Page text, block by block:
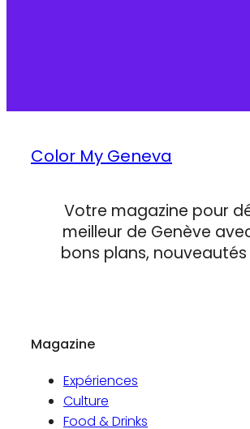
Color My Geneva
Votre magazine pour
meilleur de Genève
bons plans, nouveautés
Magazine
Expériences
Culture
Food & Drinks